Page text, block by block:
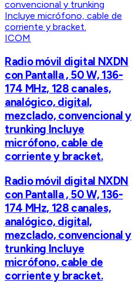
ICOM
Radio móvil digital NXDN
con Pantalla , 50 W, 136-
174 MHz, 128 canales,
analógico, digital,
mezclado, convencional y
trunking Incluye
micrófono, cable de
corriente y bracket.
Radio móvil digital NXDN
con Pantalla , 50 W, 136-
174 MHz, 128 canales,
analógico, digital,
mezclado, convencional y
trunking Incluye
micrófono, cable de
corriente y bracket.